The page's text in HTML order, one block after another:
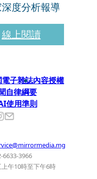
度分析報導
線上閱讀
子雜誌內容授權
自律綱要
使用準則
6633-3966
午10時至下午6時